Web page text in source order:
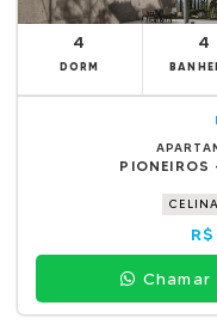
4
DORM
4
PIONEIROS